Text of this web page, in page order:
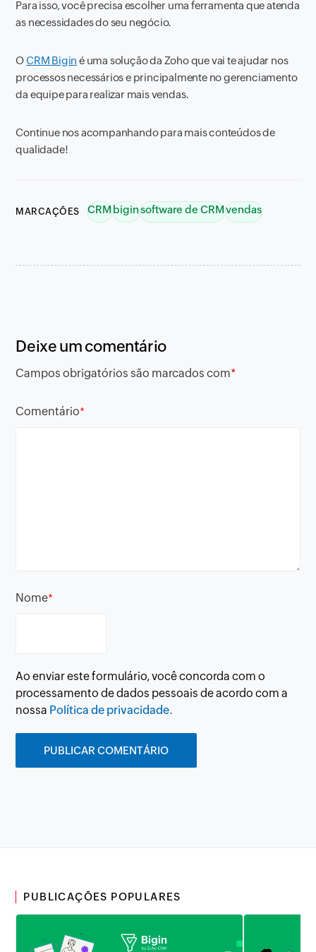
Para isso, você precisa escolher uma ferramenta que atenda
as necessidades do seu negócio.
OCRM Bigin é uma solução da Zoho que vai te ajudar nos
processos necessários e principalmente no gerenciamento
da equipe para realizar mais vendas.
Continue nos acompanhando para mais conteúdos de
qualidade!
MARCAÇÕES CRMbiginsoftware de CRMvendas
Deixe um comentário
Campos obrigatórios são marcados com*
Comentário*
Nome*
Ao enviar este formulário, você concorda com o
processamento de dados pessoais de acordo com a
nossa Política de privacidade.
PUBLICAÇÕES POPULARES